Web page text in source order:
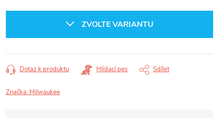
ZVOLTE VARIANTU
Dotaz k produktu Hlídací pes Sdílet
Značka: Milwaukee